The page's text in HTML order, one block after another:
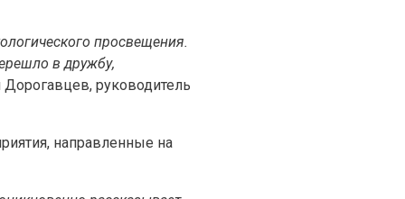
просвещения.
в дружбу,
руководитель
направленные на